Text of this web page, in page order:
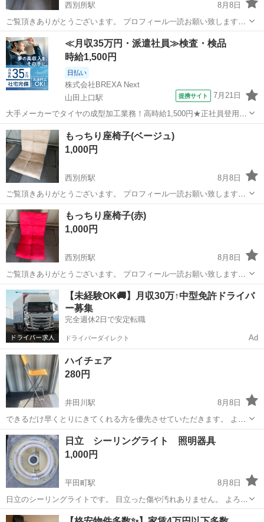
西別所駅
8月8日
ご覧頂きありがとうございます。 プロフィール一読お願い致します。
【商品説明】 ■仕様 ・メーカー：ご覧頂きありがとうございます。 プ
ロフィール一読お願い致します。 【商品説明】 ■仕様 ・メーカー：不
明 ■状態 ...
三重 桑名市 西別所駅 テーブル
≪月収35万円・派遣社員≫検査・検品
時給1,500円
日払い
株式会社BREXA Next
山田上口駅
提携サイト 7月21日
大手メーカーでタイヤの成型加工業務！高時給1,500円★正社員登用制
度あり！ワンルーム寮完備！マイカー通勤OK！無料駐車場あり！《三
重県伊勢市》 人気の工場のお仕事 ◇タイヤの製造◇ トラック・バ
ス・RV車用を中心とした...
三重 伊勢市 山田上口駅 その他
もっちり座椅子(ベージュ)
1,000円
西別所駅
8月8日
ご覧頂きありがとうございます。 プロフィール一読お願い致します。
【商品説明】 ■仕様 ・メーカー：ご覧頂きありがとうございます。 プ
ロフィール一読お願い致します。 【商品説明】 ■仕様 ・メーカー：サ
ントーワ ■...
三重 桑名市 西別所駅 椅子
もっちり座椅子(赤)
1,000円
西別所駅
8月8日
ご覧頂きありがとうございます。 プロフィール一読お願い致します。
【商品説明】 ■仕様 ・メーカー：ご覧頂きありがとうございます。 プ
ロフィール一読お願い致します。 【商品説明】 ■仕様 ・メーカー：サ
ントーワ ■...
三重 桑名市 西別所駅 椅子
【未経験OK🚚】月収30万↑中型免許ドライバ
ー募集
完全週休2日で安定転職
ドライバーダイレクト Ad
ハイチェア
280円
井田川駅
8月8日
できるだけ早くとりにきてくれる方を優先させていただきます。 よろ
しくお願いします
三重 鈴鹿市 井田川駅 椅子
日立 シーリングライト 照明器具
1,000円
平田町駅
8月8日
日立のシーリングライトです。 目立った傷や汚れありません。 よろし
くお願いいたします。
三重 鈴鹿市 平田町駅 照明器具